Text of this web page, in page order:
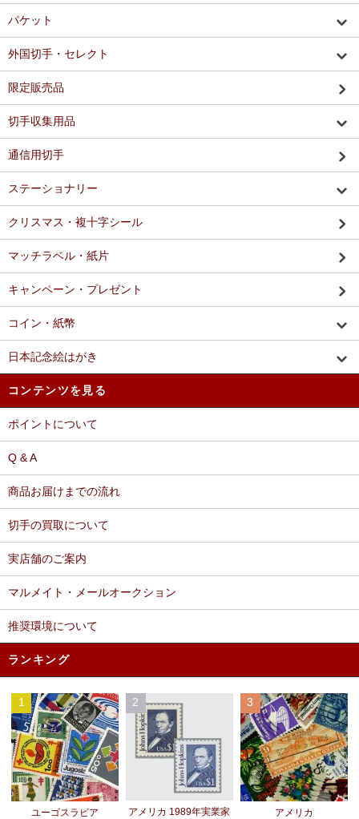
パケット
外国切手・セレクト
限定販売品
切手収集用品
通信用切手
ステーショナリー
クリスマス・複十字シール
マッチラベル・紙片
キャンペーン・プレゼント
コイン・紙幣
日本記念絵はがき
コンテンツを見る
ポイントについて
Q & A
商品お届けまでの流れ
切手の買取について
実店舗のご案内
マルメイト・メールオークション
推奨環境について
ランキング
1
ユーゴスラビア
2
アメリカ 1989年実業家
3
アメリカ